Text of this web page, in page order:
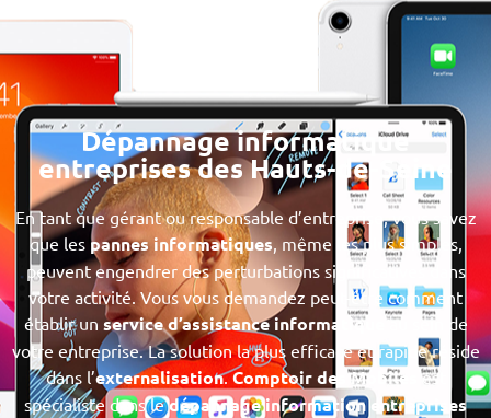
Dépannage informatique
entreprises des Hauts-de-Seine
En tant que gérant ou responsable d’entreprise, vous savez
que les pannes informatiques, même les plus simples,
peuvent engendrer des perturbations significatives dans
votre activité. Vous vous demandez peut-être comment
établir un service d’assistance informatique
au sein de
votre entreprise. La solution la plus efficace et rapide réside
dans l’externalisation.Comptoir des Mobiles
est
spécialiste dans ledépannage information entreprises